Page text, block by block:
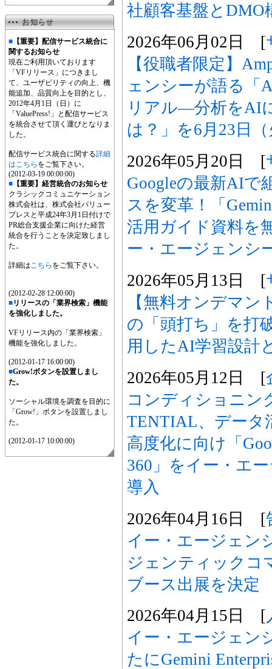
■ 【重要】配信サービス統合に
関するお知らせ
現在ご利用頂いております
「VFリリース」につきまし
て、ユーザビリティの向上、機
能追加、品質向上を目的とし、
2012年4月1日（日）に
「ValuePress!」と配信サービス
を統合させて頂く運びとなりま
した。
配信サービス統合に関する詳細
はこちら をご覧下さい。
(2012-03-19 00:00:00)
■ 【重要】経営統合のお知らせ
クラシックコミュニケーション
株式会社は、株式会社バリュー
プレスと平成24年3月1日付けで
PR総合支援企業に向けた経営
統合を行うことを決定致しまし
た。
詳細はこちら をご覧下さい。
(2012-02-28 12:00:00)
■リリースの「業界検索」機能
を強化しました。
VFリリース内の「業界検索」
機能を強化しました。
(2012-01-17 16:00:00)
■Grow!ボタンを設置しまし
た。
ソーシャル環境を調査を目的に
「Grow!」ボタンを設置しまし
た。
(2012-01-17 10:00:00)
社顧客基盤とDMO
2026年06月02日 [
【役職者限定】
ェンシーが語る「
リアル―分析をAI
は？」を6月23日
2026年05月20日 [
Googleの最新AIで
スを変革！「
活用ガイド資料を
ー・エージェンシ
2026年05月13日 [
【無料オンデマン
の「頭打ち」を打
用したAI学習設計
2026年05月12日 [
コンディショニン
TENTIAL、データ
高度化に向け「
360」をイー・エ
導入
2026年04月16日 [
イー・エージェン
ジェンティックコ
ブース出展を決定
2026年04月15日 [
イー・エージェン
たにGemini